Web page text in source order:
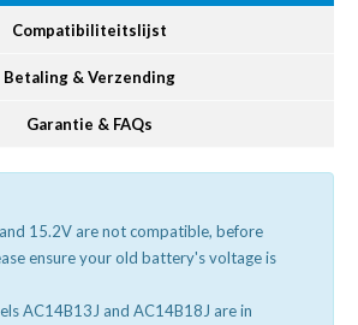
Compatibiliteitslijst
Betaling & Verzending
Garantie & FAQs
15.2V are not compatible, before
ensure your old battery's voltage is
AC14B13J and AC14B18J are in